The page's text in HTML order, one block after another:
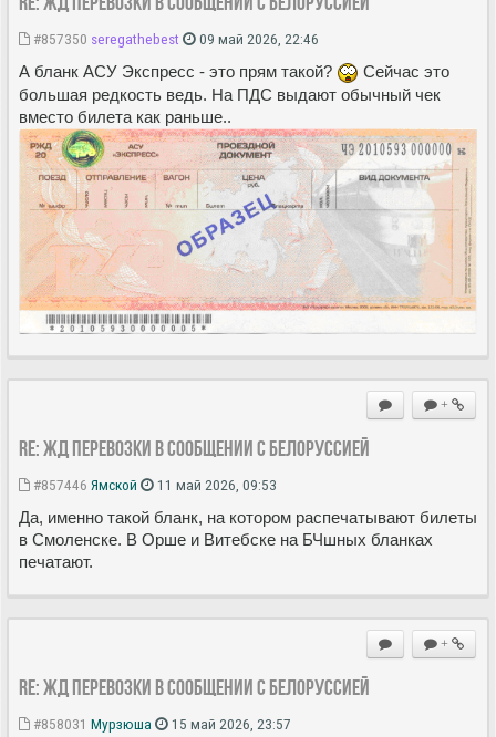
#857350 seregathebest 09 май 2026, 22:46
А бланк АСУ Экспресс - это прям такой?
Сейчас это
большая редкость ведь. На ПДС выдают обычный чек
вместо билета как раньше..
+
Re: ЖД перевозки в сообщении с Белоруссией
#857446 Ямской 11 май 2026, 09:53
Да, именно такой бланк, на котором распечатывают билеты
в Смоленске. В Орше и Витебске на БЧшных бланках
печатают.
+
Re: ЖД перевозки в сообщении с Белоруссией
#858031 Мурзюша 15 май 2026, 23:57